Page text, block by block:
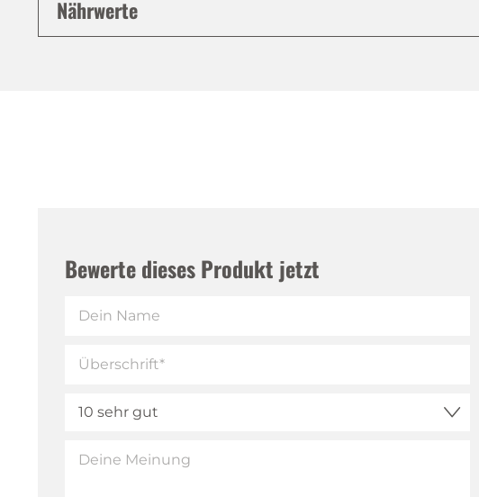
Nährwerte
Bewerte dieses Produkt jetzt